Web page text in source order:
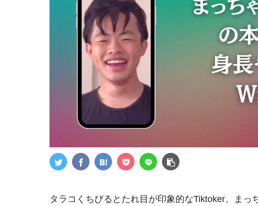
タラコくちびるとたれ目が印象的なTiktoker、まっ